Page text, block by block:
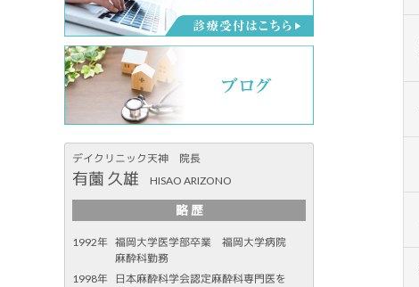
デイクリニック天神 院長
有薗 久雄 HISAO ARIZONO
略 歴
1992年 福岡大学医学部卒業 福岡大学病院
麻酔科勤務
1998年
日本麻酔科学会認定麻酔科専門医を